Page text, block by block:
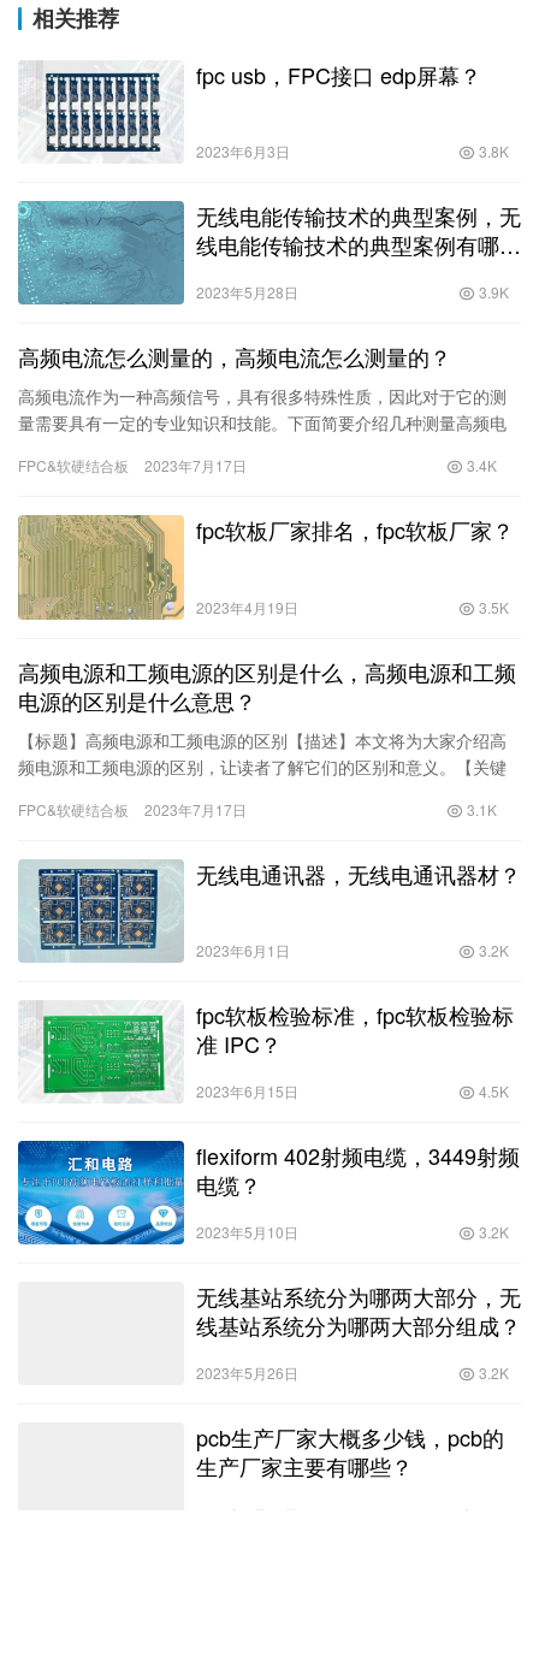
相关推荐
fpc usb，FPC接口 edp屏幕？
2023年6月3日 3.8K
无线电能传输技术的典型案例，无
线电能传输技术的典型案例有哪
2023年5月28日 3.9K
高频电流怎么测量的，高频电流怎么测量的？
高频电流作为一种高频信号，具有很多特殊性质，因此对于它的测
量需要具有一定的专业知识和技能。下面简要介绍几种测量高频电
传感器法磁氧体传感器法通过测量高频电流产生
FPC&软硬结合板 2023年7月17日 3.4K
fpc软板厂家排名，fpc软板厂家？
2023年4月19日 3.5K
高频电源和工频电源的区别是什么，高频电源和工频
电源的区别是什么意思？
【标题】高频电源和工频电源的区别【描述】本文将为大家介绍高
频电源和工频电源的区别，让读者了解它们的区别和意义。【关键
重要的角色，它们被广泛应用于各种
FPC&软硬结合板 2023年7月17日 3.1K
无线电通讯器，无线电通讯器材？
2023年6月1日 3.2K
fpc软板检验标准，fpc软板检验标
准 IPC？
2023年6月15日 4.5K
flexiform 402射频电缆，3449射频
电缆？
2023年5月10日 3.2K
无线基站系统分为哪两大部分，无
线基站系统分为哪两大部分组成？
2023年5月26日 3.2K
pcb生产厂家大概多少钱，pcb的
生产厂家主要有哪些？
2023年4月19日